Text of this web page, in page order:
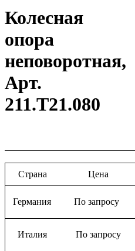
Колесная
опора
неповоротная,
Арт.
211.Т21.080
Страна Цена
Германия По запросу
Италия По запросу